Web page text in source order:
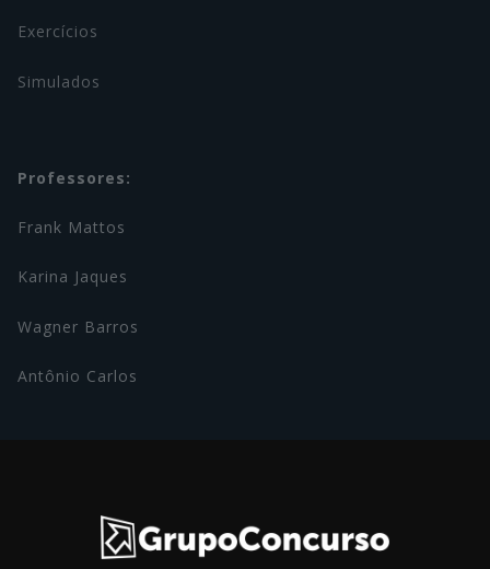
Exercícios
Simulados
Professores:
Frank Mattos
Karina Jaques
Wagner Barros
Antônio Carlos